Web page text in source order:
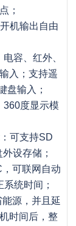
；
机输出自由
容、红外、
入；支持遥
盘输入；
360度显示模
可支持SD
设存储；
可联网自动
统时间；
源，并且延
时间后，整